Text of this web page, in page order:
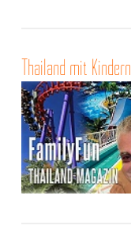
Thailand mit Kindern